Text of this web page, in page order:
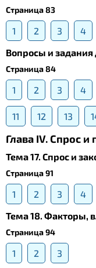
Страница 83
1 2 3 4
Вопросы и задания
Страница 84
1 2 3 4
11 12 13
Глава IV. Спрос
Тема 17. Спрос и
Страница 91
1 2 3 4
Тема 18. Факторы,
Страница 94
1 2
3